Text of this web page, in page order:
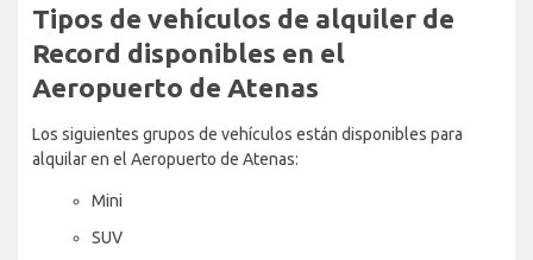
Tipos de vehículos de alquiler de
Record disponibles en el
Aeropuerto de Atenas
Los siguientes grupos de vehículos están disponibles para
alquilar en el Aeropuerto de Atenas:
Mini
SUV